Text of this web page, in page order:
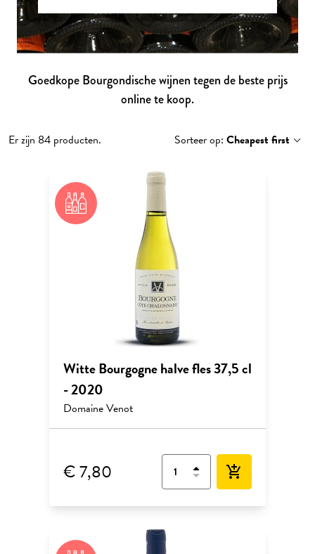
Goedkope Bourgondische wijnen tegen de beste prijs
online te koop.
Er zijn 84 producten. Sorteer op: Cheapest first
Witte Bourgogne halve fles 37,5 cl
- 2020
Domaine Venot
€ 7,80 add_shopping_cart